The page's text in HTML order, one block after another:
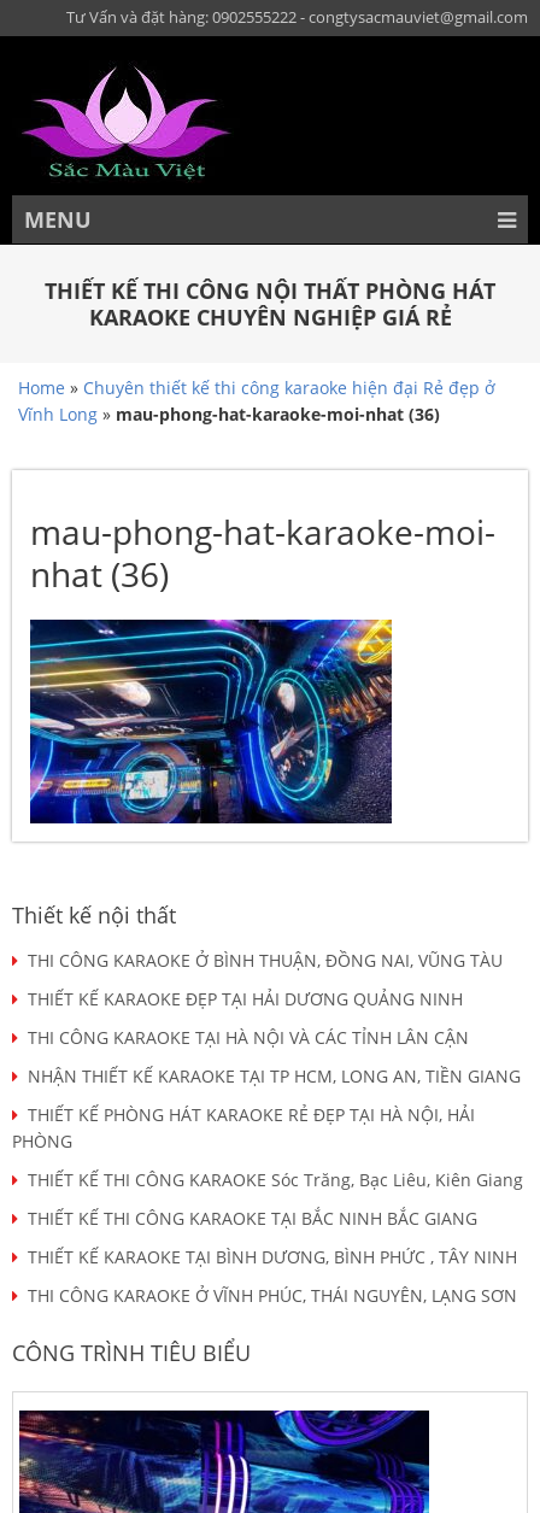
Tư Vấn và đặt hàng: 0902555222 - congtysacmauviet@gmail.com
MENU
THIẾT KẾ THI CÔNG NỘI THẤT PHÒNG HÁT
KARAOKE CHUYÊN NGHIỆP GIÁ RẺ
Home » Chuyên thiết kế thi công karaoke hiện đại Rẻ đẹp ở
Vĩnh Long » mau-phong-hat-karaoke-moi-nhat (36)
mau-phong-hat-karaoke-moi-
nhat (36)
Thiết kế nội thất
THI CÔNG KARAOKE Ở BÌNH THUẬN, ĐỒNG NAI, VŨNG TÀU
THIẾT KẾ KARAOKE ĐẸP TẠI HẢI DƯƠNG QUẢNG NINH
THI CÔNG KARAOKE TẠI HÀ NỘI VÀ CÁC TỈNH LÂN CẬN
NHẬN THIẾT KẾ KARAOKE TẠI TP HCM, LONG AN, TIỀN GIANG
THIẾT KẾ PHÒNG HÁT KARAOKE RẺ ĐẸP TẠI HÀ NỘI, HẢI
PHÒNG
THIẾT KẾ THI CÔNG KARAOKE Sóc Trăng, Bạc Liêu, Kiên Giang
THIẾT KẾ THI CÔNG KARAOKE TẠI BẮC NINH BẮC GIANG
THIẾT KẾ KARAOKE TẠI BÌNH DƯƠNG, BÌNH PHỨC , TÂY NINH
THI CÔNG KARAOKE Ở VĨNH PHÚC, THÁI NGUYÊN, LẠNG SƠN
CÔNG TRÌNH TIÊU BIỂU